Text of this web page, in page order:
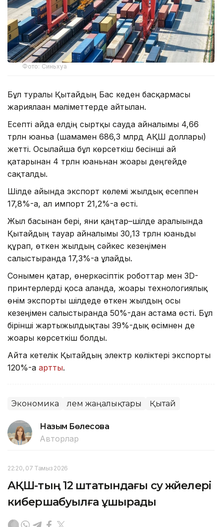
Фото: Синьхуа
Бұл туралы Қытайдың Бас кеден басқармасы
жариялаған мәліметтерде айтылған.
Есепті айда елдің сыртқы сауда айналымы 4,66
трлн юаньға (шамамен 686,3 млрд АҚШ доллары)
жетті. Осылайша бұл көрсеткіш бесінші ай
қатарынан 4 трлн юаньнан жоғары деңгейде
сақталды.
Шілде айында экспорт көлемі жылдық есеппен
17,8%-ға, ал импорт 21,2%-ға өсті.
Жыл басынан бері, яғни қаңтар–шілде аралығында
Қытайдың тауар айналымы 30,13 трлн юаньды
құрап, өткен жылдың сәйкес кезеңімен
салыстырғанда 17,3%-ға ұлғайды.
Сонымен қатар, өнеркәсіптік роботтар мен 3D-
принтерлерді қоса алғанда, жоғары технологиялық
өнім экспорты шілдеде өткен жылдың осы
кезеңімен салыстырғанда 50%-дан астамға өсті. Бұл
бірінші жартыжылдықтағы 39%-дық өсімнен де
жоғары көрсеткіш болды.
Айта кетелік Қытайдың электр көліктері экспорты
120%-ға артты.
Экономика Әлем жаңалықтары Қытай
Назым Бөлесова
Авторлар
22:20, 07 Тамыз 2026
АҚШ-тың 12 штатындағы су жүйелері
кибершабуылға ұшырады